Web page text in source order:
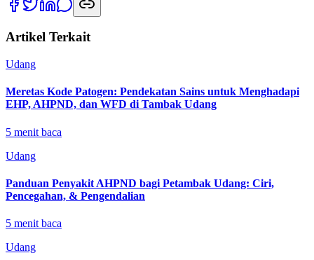
Artikel Terkait
Udang
Meretas Kode Patogen: Pendekatan Sains untuk Menghadapi
EHP, AHPND, dan WFD di Tambak Udang
5 menit baca
Udang
Panduan Penyakit AHPND bagi Petambak Udang: Ciri,
Pencegahan, & Pengendalian
5 menit baca
Udang